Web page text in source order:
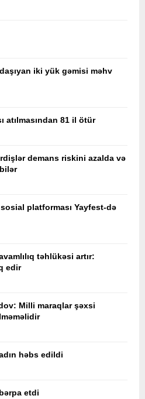
iki yük gəmisi məhv
atılmasından 81 il ötür
demans riskini azalda və
platforması Yayfest-də
təhlükəsi artır:
edir
Milli maraqlar şəxsi
həbs edildi
etdi